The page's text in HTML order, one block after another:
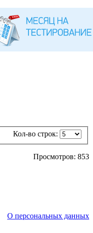
Кол-во строк:
Просмотров: 853
О персональных данных